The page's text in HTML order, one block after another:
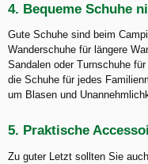
4. Bequeme Schuhe
Gute Schuhe sind beim
Wanderschuhe für längere
Sandalen oder Turnschuhe
die Schuhe für jedes
um Blasen und
5. Praktische
Zu guter Letzt sollten Sie